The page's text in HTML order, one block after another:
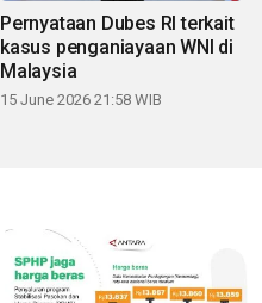
Pernyataan Dubes RI terkait
kasus penganiayaan WNI di
Malaysia
15 June 2026 21:58 WIB